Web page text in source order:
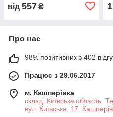
від 557 ₴
Про нас
98% позитивних з 402
Працює з 29.06.2017
м. Кашперівка
склад: Київська область,
вул. Київська, 17,